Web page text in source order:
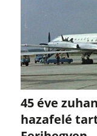
45 éve
hazafelé